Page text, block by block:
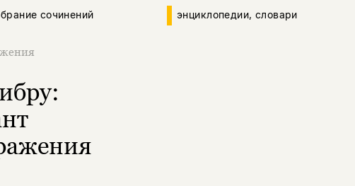
сочинений энциклопедии, словари